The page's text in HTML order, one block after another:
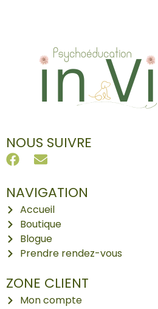
NAVIGATION
Accueil
Boutique
Blogue
Prendre rendez-vous
ZONE CLIENT
Mon compte
NOUS SUIVRE